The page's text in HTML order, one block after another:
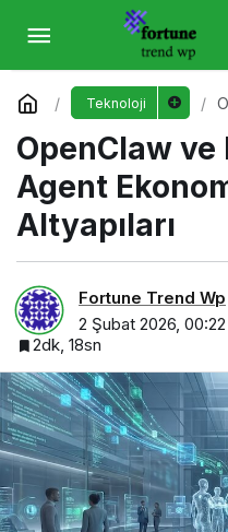
Teknoloji
OpenClaw
Agent
Altyapıları
Fortune Trend Wp
2 Şubat 2026, 00:22
2dk, 18sn
OpenClaw ve
Ekonomisinin İlk
Yorum Yap